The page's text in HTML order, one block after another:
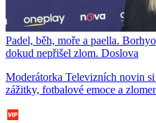
Padel, běh, moře a paella.
dokud nepřišel zlom. Doslova
Moderátorka Televizních novin
zážitky, fotbalové emoce a